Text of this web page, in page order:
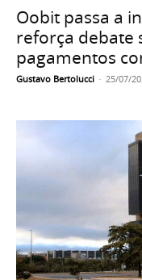
Oobit passa a
reforça debate
pagamentos
Gustavo Bertolucci - 25/07/